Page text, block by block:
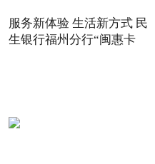
服务新体验 生活新方式 民
生银行福州分行“闽惠卡